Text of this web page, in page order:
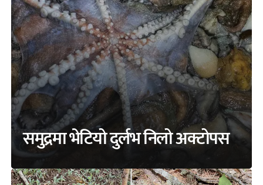
समुद्रमा भेटियो दुर्लभ निलो अक्टोपस